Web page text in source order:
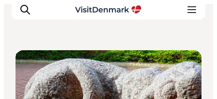
Inspiration
Regionen
Street Art und Skulpturen